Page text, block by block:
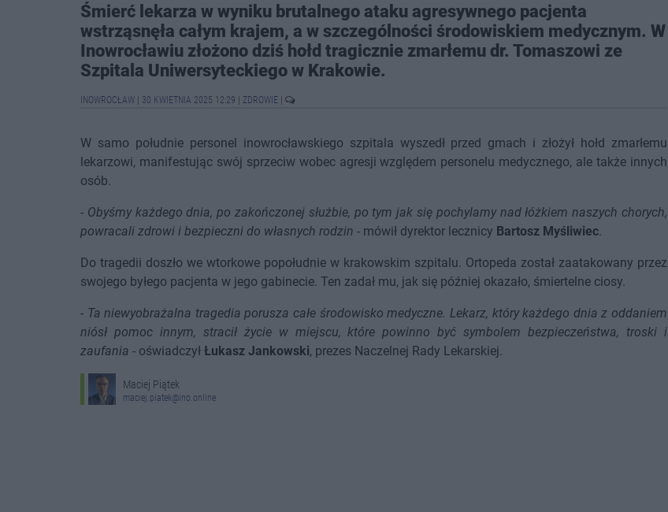
Śmierć lekarza w wyniku brutalnego ataku agresywnego pacjenta
wstrząsnęła całym krajem, a w szczególności środowiskiem medycznym. W
Inowrocławiu złożono dziś hołd tragicznie zmarłemu dr. Tomaszowi ze
Szpitala Uniwersyteckiego w Krakowie.
INOWROCŁAW 30 KWIETNIA 2025 12:29 ZDROWIE
W samo południe personel inowrocławskiego szpitala wyszedł przed gmach i złożył hołd zmarłemu
lekarzowi, manifestując swój sprzeciw wobec agresji względem personelu medycznego, ale także innych
osób.
- Obyśmy każdego dnia, po zakończonej służbie, po tym jak się pochylamy nad łóżkiem naszych chorych,
powracali zdrowi i bezpieczni do własnych rodzin - mówił dyrektor lecznicy Bartosz Myśliwiec.
Do tragedii doszło we wtorkowe popołudnie w krakowskim szpitalu. Ortopeda został zaatakowany przez
swojego byłego pacjenta w jego gabinecie. Ten zadał mu, jak się później okazało, śmiertelne ciosy.
- Ta niewyobrażalna tragedia porusza całe środowisko medyczne. Lekarz, który każdego dnia z oddaniem
niósł pomoc innym, stracił życie w miejscu, które powinno być symbolem bezpieczeństwa, troski i
zaufania - oświadczył Łukasz Jankowski, prezes Naczelnej Rady Lekarskiej.
Maciej Piątek
maciej.piatek@ino.online